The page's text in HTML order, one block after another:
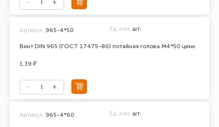
Винт DIN 965 (ГОСТ 17475-80) потайная голова М4*50 цинк
Артикул: 965-4*50 Ед. изм. шт.
1.39 ₽
Артикул: 965-4*60 Ед. изм. шт.